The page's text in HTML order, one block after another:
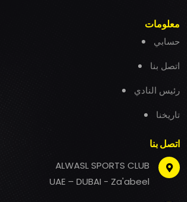
معلومات
حسابي
اتصل بنا
رئيس النادي
تاريخنا
اتصل بنا
ALWASL SPORTS CLUB
UAE – DUBAI - Za'abeel